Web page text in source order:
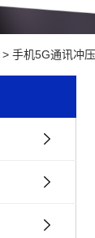
> 手机5G通讯冲